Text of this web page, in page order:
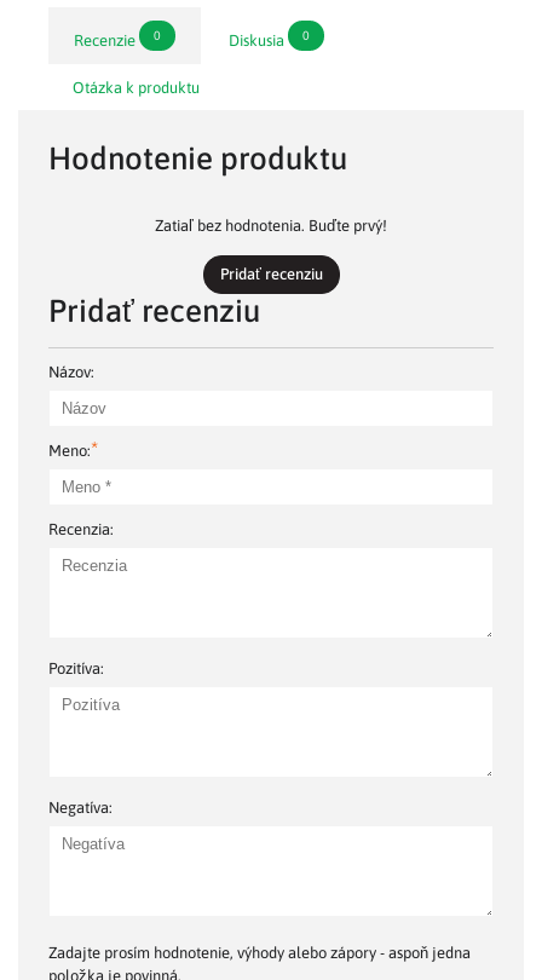
Recenzie 0 Diskusia 0
Otázka k produktu
Hodnotenie produktu
Zatiaľ bez hodnotenia. Buďte prvý!
Pridať recenziu
Pridať recenziu
Názov:
Meno:*
Recenzia:
Pozitíva:
Negatíva:
Zadajte prosím hodnotenie, výhody alebo zápory - aspoň jedna
položka je povinná.